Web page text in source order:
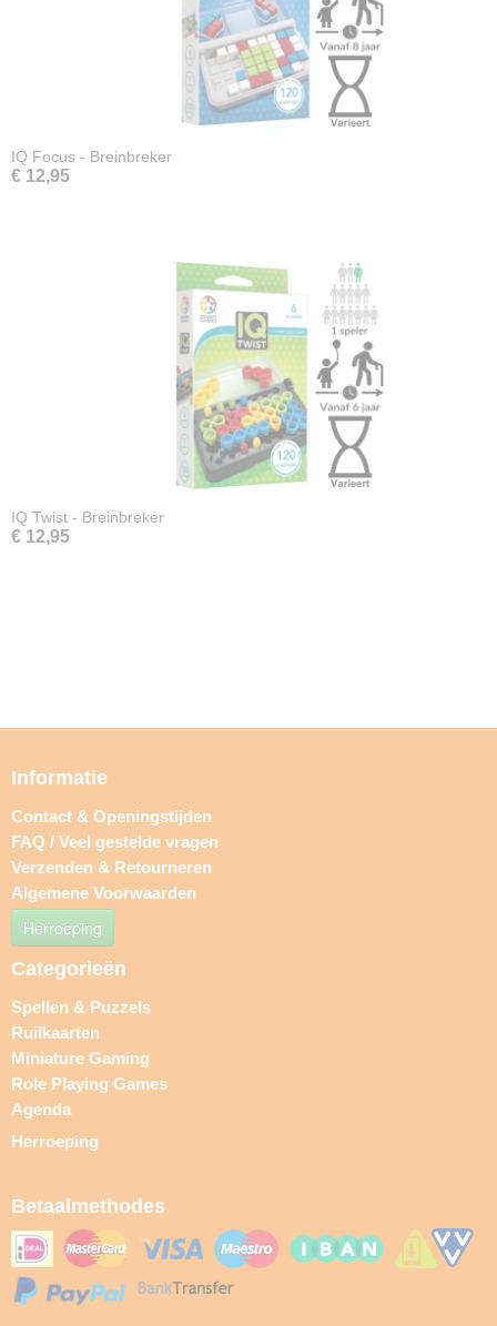
IQ Focus - Breinbreker
€ 12,95
IQ Twist - Breinbreker
€ 12,95
Informatie
Contact & Openingstijden
FAQ / Veel gestelde vragen
Verzenden & Retourneren
Algemene Voorwaarden
Herroeping
Categorieën
Spellen & Puzzels
Ruilkaarten
Miniature Gaming
Role Playing Games
Agenda
Herroeping
Betaalmethodes